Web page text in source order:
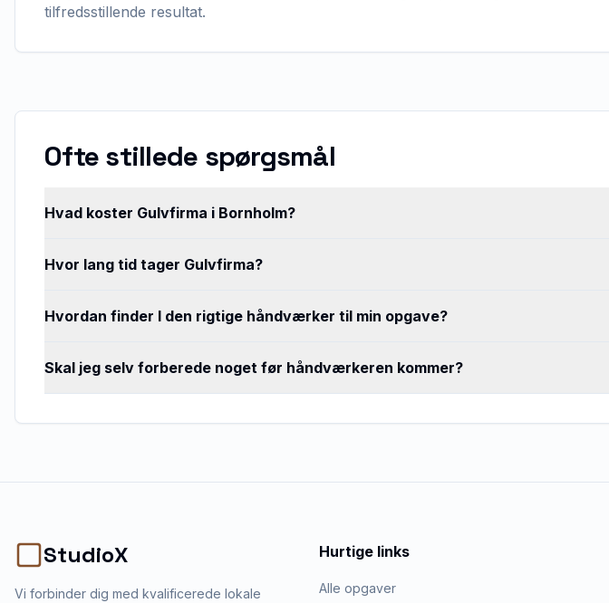
tilfredsstillende resultat.
Ofte stillede spørgsmål
Hvad koster Gulvfirma i Bornholm?
Hvor lang tid tager Gulvfirma?
Hvordan finder I den rigtige håndværker til min opgave?
Skal jeg selv forberede noget før håndværkeren kommer?
StudioX
Vi forbinder dig med kvalificerede lokale
Hurtige links
Alle opgaver